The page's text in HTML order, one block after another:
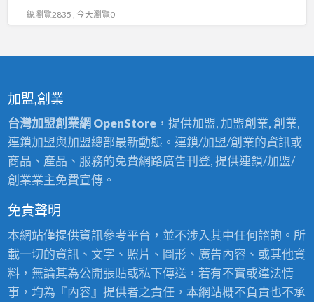
總瀏覽2835 , 今天瀏覽0
加盟,創業
台灣加盟創業網 OpenStore，提供加盟, 加盟創業, 創業,
連鎖加盟與加盟總部最新動態。連鎖/加盟/創業的資訊或
商品、產品、服務的免費網路廣告刊登, 提供連鎖/加盟/
創業業主免費宣傳。
免責聲明
本網站僅提供資訊參考平台，並不涉入其中任何諮詢。所
載一切的資訊、文字、照片、圖形、廣告內容、或其他資
料，無論其為公開張貼或私下傳送，若有不實或違法情
事，均為『內容』提供者之責任，本網站概不負責也不承